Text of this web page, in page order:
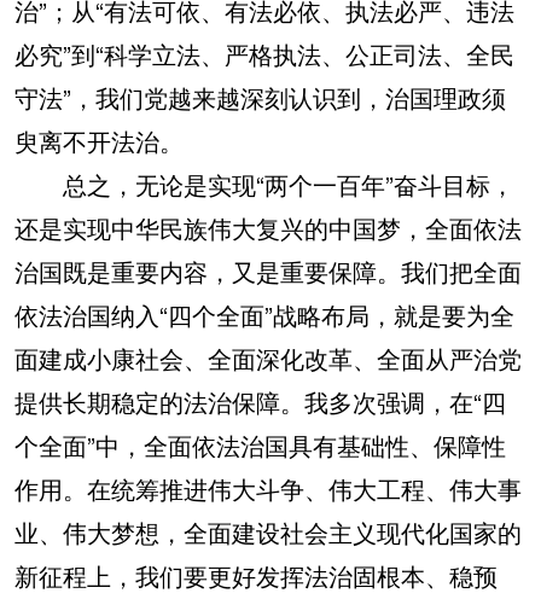
治”；从“有法可依、有法必依、执法必严、违法
必究”到“科学立法、严格执法、公正司法、全民
守法”，我们党越来越深刻认识到，治国理政须
臾离不开法治。
总之，无论是实现“两个一百年”奋斗目标，
还是实现中华民族伟大复兴的中国梦，全面依法
治国既是重要内容，又是重要保障。我们把全面
依法治国纳入“四个全面”战略布局，就是要为全
面建成小康社会、全面深化改革、全面从严治党
提供长期稳定的法治保障。我多次强调，在“四
个全面”中，全面依法治国具有基础性、保障性
作用。在统筹推进伟大斗争、伟大工程、伟大事
业、伟大梦想，全面建设社会主义现代化国家的
新征程上，我们要更好发挥法治固根本、稳预